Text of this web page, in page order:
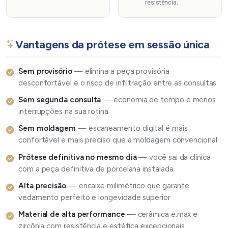
resistência.
Vantagens da prótese em sessão única
Sem provisório— elimina a peça provisória
desconfortável e o risco de infiltração entre as consultas
Sem segunda consulta — economia de tempo e menos
interrupções na sua rotina
Sem moldagem — escaneamento digital é mais
confortável e mais preciso que a moldagem convencional
Prótese definitiva no mesmo dia— você sai da clínica
com a peça definitiva de porcelana instalada
Alta precisão— encaixe milimétrico que garante
vedamento perfeito e longevidade superior
Material de alta performance — cerâmica e.max e